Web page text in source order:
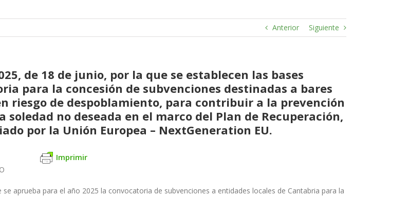
Anterior Siguiente
de 18 de junio, por la que se establecen las bases
para la concesión de subvenciones destinadas a bares
riesgo de despoblamiento, para contribuir a la prevención
no deseada en el marco del Plan de Recuperación,
por la Unión Europea – NextGeneration EU.
Imprimir
aprueba para el año 2025 la convocatoria de subvenciones a entidades locales de Cantabria para la